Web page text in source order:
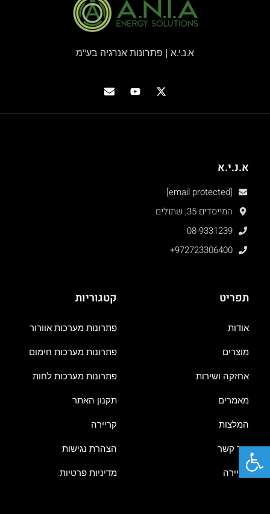
א.נ.י.א | פתרונות אנרגיה בע"מ
א.נ.י.א
[email protected]
המייסדים 35, שתולים
08-9331239
+972723306400
תפריט
אודות
מוצרים
אחזקה ושירות
מאמרים
המלצות
צור קשר
קריירה
קטגוריות
פתרונות מערכות אוורור
פתרונות מערכות חימום
פתרונות מערכות לחות
תקנון האתר
קריירה
הצהרת נגישות
מדיניות פרטיות
פתח סרגל נגישות